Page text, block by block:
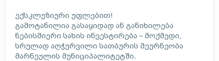
ექსკლუზიური უფლებით!
გამოტანილია გასაყიდად ან განიხილება
ნებისმიერი სახის ინვესტირება – მოქმედი,
სრულად აღჭურვილი სათბურის მეურნეობა
მარნეულის მუნიციპალიტეტში.